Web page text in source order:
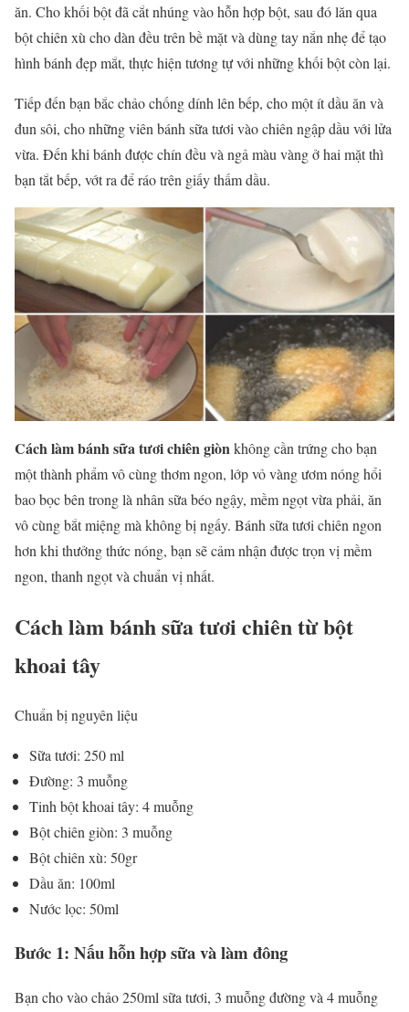
ăn. Cho khối bột đã cắt nhúng vào hỗn hợp bột, sau đó lăn qua
bột chiên xù cho dàn đều trên bề mặt và dùng tay nắn nhẹ để tạo
hình bánh đẹp mắt, thực hiện tương tự với những khối bột còn lại.
Tiếp đến bạn bắc chảo chống dính lên bếp, cho một ít dầu ăn và
đun sôi, cho những viên bánh sữa tươi vào chiên ngập dầu với lửa
vừa. Đến khi bánh được chín đều và ngả màu vàng ở hai mặt thì
bạn tắt bếp, vớt ra để ráo trên giấy thấm dầu.
Cách làm bánh sữa tươi chiên giònkhông cần trứng cho bạn
một thành phẩm vô cùng thơm ngon, lớp vỏ vàng ươm nóng hổi
bao bọc bên trong là nhân sữa béo ngậy, mềm ngọt vừa phải, ăn
vô cùng bắt miệng mà không bị ngấy. Bánh sữa tươi chiên ngon
hơn khi thưởng thức nóng, bạn sẽ cảm nhận được trọn vị mềm
ngon, thanh ngọt và chuẩn vị nhất.
Cách làm bánh sữa tươi chiên từ bột
khoai tây
Chuẩn bị nguyên liệu
Sữa tươi: 250 ml
Đường: 3 muỗng
Tinh bột khoai tây: 4 muỗng
Bột chiên giòn: 3 muỗng
Bột chiên xù: 50gr
Dầu ăn: 100ml
Nước lọc: 50ml
Bước 1: Nấu hỗn hợp sữa và làm đông
Bạn cho vào chảo 250ml sữa tươi, 3 muỗng đường và 4 muỗng